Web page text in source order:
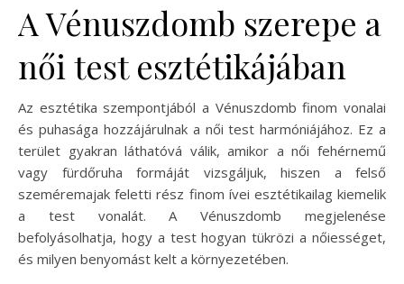
A Vénuszdomb szerepe a
női test esztétikájában
Az esztétika szempontjából a Vénuszdomb finom vonalai
és puhasága hozzájárulnak a női test harmóniájához. Ez a
terület gyakran láthatóvá válik, amikor a női fehérnemű
vagy fürdőruha formáját vizsgáljuk, hiszen a felső
szeméremajak feletti rész finom ívei esztétikailag kiemelik
a test vonalát. A Vénuszdomb megjelenése
befolyásolhatja, hogy a test hogyan tükrözi a nőiességet,
és milyen benyomást kelt a környezetében.